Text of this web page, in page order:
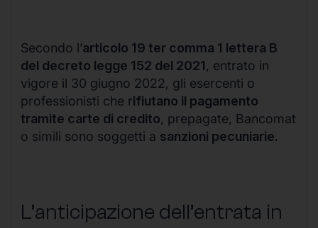
Secondo l’articolo 19 ter comma 1 lettera B
del decreto legge 152 del 2021, entrato in
vigore il 30 giugno 2022, gli esercenti o
professionisti che rifiutano il pagamento
tramite carte di credito, prepagate, Bancomat
o simili sono soggetti a sanzioni pecuniarie.
L’anticipazione dell’entrata in